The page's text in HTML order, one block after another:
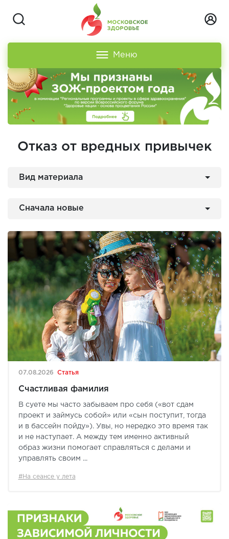
Меню
Отказ от вредных привычек
Вид материала
Сначала новые
07.08.2026 Статья
Счастливая фамилия
В суете мы часто забываем про себя («вот сдам
проект и займусь собой» или «сын поступит, тогда
и в бассейн пойду»). Увы, но нередко это время так
и не наступает. А между тем именно активный
образ жизни помогает справляться с делами и
управлять своим ...
#На сеансе у лета